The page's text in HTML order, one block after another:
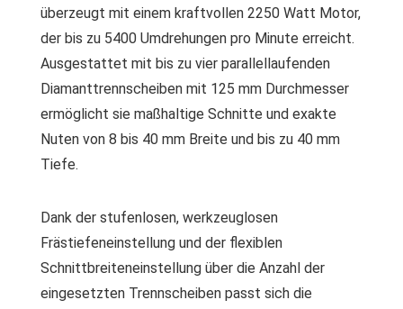
überzeugt mit einem kraftvollen 2250 Watt Motor,
der bis zu 5400 Umdrehungen pro Minute erreicht.
Ausgestattet mit bis zu vier parallellaufenden
Diamanttrennscheiben mit 125 mm Durchmesser
ermöglicht sie maßhaltige Schnitte und exakte
Nuten von 8 bis 40 mm Breite und bis zu 40 mm
Tiefe.
Dank der stufenlosen, werkzeuglosen
Frästiefeneinstellung und der flexiblen
Schnittbreiteneinstellung über die Anzahl der
eingesetzten Trennscheiben passt sich die